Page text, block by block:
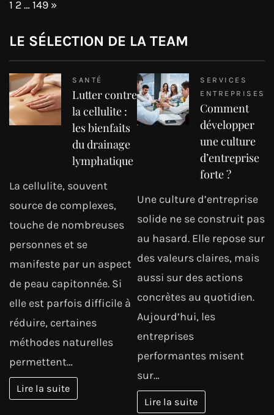
Page:
1 2…149 Next
»
LE SÉLECTION DE LA TEAM
SANTÉ
Lutter contre
la cellulite :
les bienfaits
du drainage
lymphatique
La cellulite, souvent
source de complexes,
touche de nombreuses
personnes et se
manifeste par un aspect
de peau capitonnée. Si
elle est parfois difficile à
réduire, certaines
méthodes naturelles
permettent…
Lire la suite
SERVICES
ENTREPRISES
Comment
développer
une culture
d’entreprise
forte ?
Une culture d’entreprise
solide ne se construit pas
au hasard. Elle repose sur
des valeurs claires, mais
aussi sur des actions
concrètes au quotidien.
Aujourd’hui, les
entreprises
performantes misent
sur…
Lire la suite